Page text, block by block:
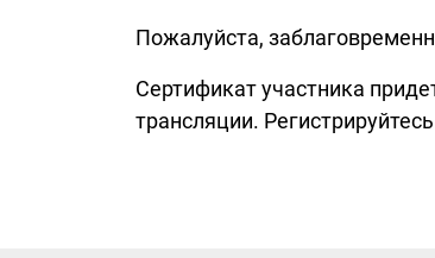
Пожалуйста,
Сертификат участника
трансляции.